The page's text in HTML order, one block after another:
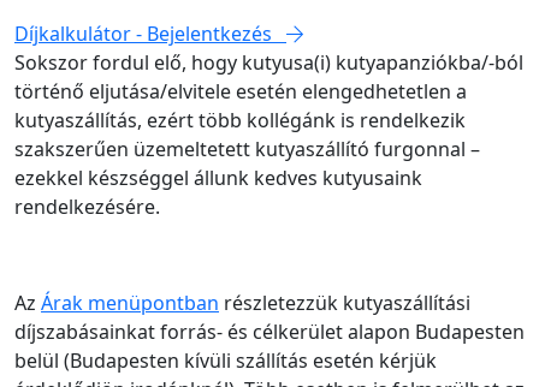
Díjkalkulátor - Bejelentkezés
Sokszor fordul elő, hogy kutyusa(i) kutyapanziókba/-ból
történő eljutása/elvitele esetén elengedhetetlen a
kutyaszállítás, ezért több kollégánk is rendelkezik
szakszerűen üzemeltetett kutyaszállító furgonnal –
ezekkel készséggel állunk kedves kutyusaink
rendelkezésére.
Az Árak menüpontban részletezzük kutyaszállítási
díjszabásainkat forrás- és célkerület alapon Budapesten
belül (Budapesten kívüli szállítás esetén kérjük